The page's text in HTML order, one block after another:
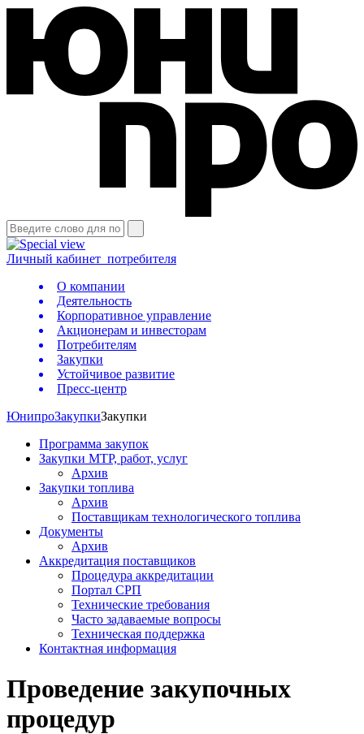
Личный кабинет потребителя
О компании
Деятельность
Корпоративное управление
Акционерам и инвесторам
Потребителям
Закупки
Устойчивое развитие
Пресс-центр
ЮнипроЗакупкиЗакупки
Программа закупок
Закупки МТР, работ, услуг
Архив
Закупки топлива
Архив
Поставщикам технологического топлива
Документы
Архив
Аккредитация поставщиков
Процедура аккредитации
Портал СРП
Технические требования
Часто задаваемые вопросы
Техническая поддержка
Контактная информация
Проведение закупочных
процедур